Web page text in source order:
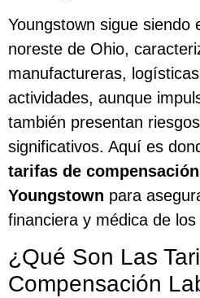
Youngstown sigue siendo
noreste de Ohio,
manufactureras,
actividades, aunque
también presentan
significativos. Aquí es
tarifas de
Youngstown para
financiera y médica de
¿Qué Son Las
Compensación